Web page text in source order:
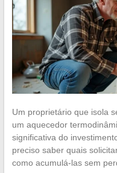
Um proprietário que isola
um aquecedor
significativa do
preciso saber quais
como acumulá-las sem